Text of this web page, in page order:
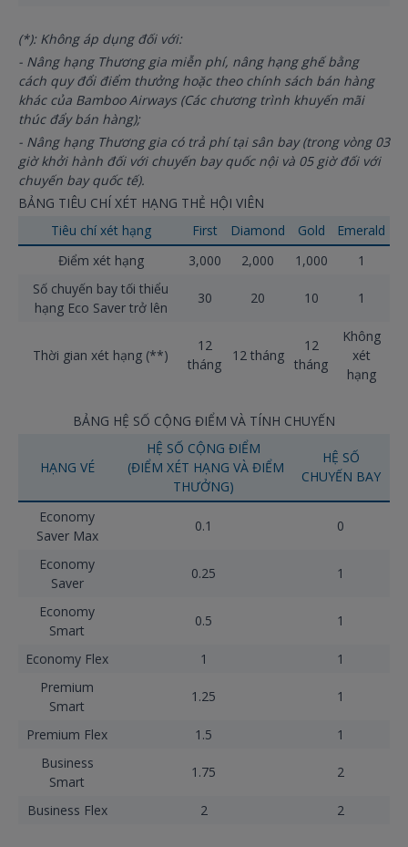
(*): Không áp dụng đối với:
- Nâng hạng Thương gia miễn phí, nâng hạng ghế bằng
cách quy đổi điểm thưởng hoặc theo chính sách bán hàng
khác của Bamboo Airways (Các chương trình khuyến mãi
thúc đẩy bán hàng);
- Nâng hạng Thương gia có trả phí tại sân bay (trong vòng 03
giờ khởi hành đối với chuyến bay quốc nội và 05 giờ đối với
chuyến bay quốc tế).
BẢNG TIÊU CHÍ XÉT HẠNG THẺ HỘI VIÊN
Tiêu chí xét hạng
First Diamond Gold
Emerald
Điểm xét hạng
3,000 2,000 1,000
1
Số chuyến bay tối thiểu
hạng Eco Saver trở lên
30 20 10 1
Thời gian xét hạng (**)
12
tháng
12 tháng
12
tháng
Không
xét
hạng
BẢNG HỆ SỐ CỘNG ĐIỂM VÀ TÍNH CHUYẾN
HẠNG VÉ
HỆ SỐ CỘNG ĐIỂM
(ĐIỂM XÉT HẠNG VÀ ĐIỂM
THƯỞNG)
HỆ SỐ
CHUYẾN BAY
Economy
Saver Max
0.1 0
Economy
Saver
0.25 1
Economy
Smart
0.5 1
Economy Flex 1
1
Premium
Smart
1.25 1
Premium Flex 1.5
1
Business
Smart
1.75 2
Business Flex 2 2